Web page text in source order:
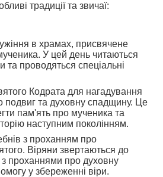
традиції та звичаї:
в храмах, присвячене
У цей день читаються
та проводяться спеціальні
Кодрата для нагадування
подвиг та духовну спадщину. Це
пам'ять про мученика та
наступним поколінням.
з проханням про
Віряни звертаються до
з проханнями про духовну
у збереженні віри.